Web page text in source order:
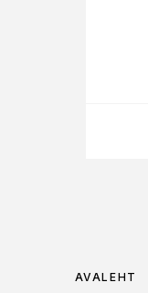
AVALEHT